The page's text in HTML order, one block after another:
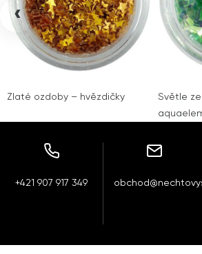
Zlaté ozdoby – hvězdičky
Světle
‹
+421 907 917 349